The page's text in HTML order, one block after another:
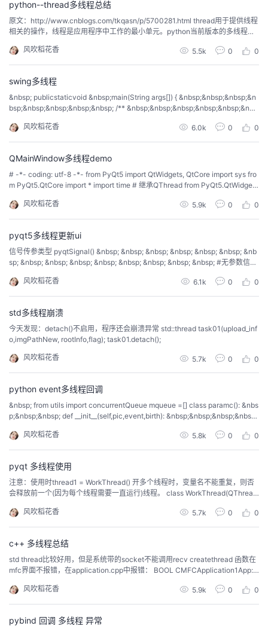
python--thread多线程总结
原文：http://www.cnblogs.com/tkqasn/p/5700281.html thread用于提供线程
相关的操作，线程是应用程序中工作的最小单元。python当前版本的多线程库
模块提供的类：&nbsp;&nbsp; Thread, Lock, Rlock, C...
风吹稻花香 5.5k 0 0
swing多线程
&nbsp; publicstaticvoid &nbsp;main(String args[]) { &nbsp;&nbsp;&nbsp;&n
bsp;&nbsp;&nbsp;&nbsp;&nbsp; /** &nbsp;&nbsp;&nbsp;&nbsp;&nbsp;&nbs
风吹稻花香
6.0k 0 0
QMainWindow多线程demo
# -*- coding: utf-8 -*- from PyQt5 import QtWidgets, QtCore import sys fro
m PyQt5.QtCore import * import time # 继承QThread from PyQt5.QtWidgets
风吹稻花香
5.9k 0 0
pyqt5多线程更新ui
信号传参类型 pyqtSignal() &nbsp; &nbsp; &nbsp; &nbsp; &nbsp; &nbsp; &nb
sp; &nbsp; &nbsp; &nbsp; &nbsp; &nbsp; &nbsp; &nbsp; &nbsp; #无参数信号
风吹稻花香
6.1k 0 0
std多线程崩溃
今天发现：detach()不启用，程序还会崩溃异常 std::thread task01(upload_inf
o,imgPathNew, rootInfo,flag); task01.detach();
风吹稻花香 5.7k 0 0
python event多线程回调
&nbsp; from utils import concurrentQueue mqueue =[] class paramc(): &nbs
p;&nbsp;&nbsp; def __init__(self,pic,event,birth): &nbsp;&nbsp;&nbsp;&nbsp;
风吹稻花香
5.8k 0 0
pyqt 多线程使用
注意：使用时thread1 = WorkThread() 开多个线程时，变量名不能重复，则否
会释放前一个(因为每个线程需要一直运行)线程。 class WorkThread(QThrea
ef param(sel...
风吹稻花香 5.7k 0 0
c++ 多线程总结
std thread比较好用，但是系统带的socket不能调用recv createthread 函数在
mfc界面不报错，在application.cpp中报错： BOOL CMFCApplication1App::I
LL);//创...风吹稻花香 5.9k 0 0
pybind 回调 多线程 异常